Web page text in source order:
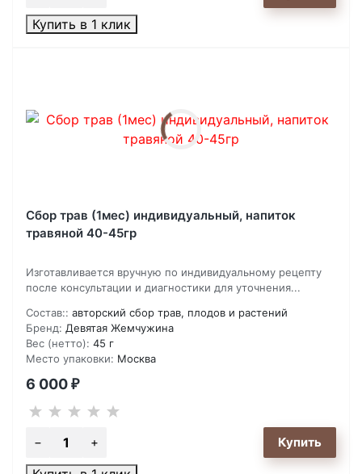
Купить в 1 клик
Сбор трав (1мес) индивидуальный, напиток
травяной 40-45гр
Изготавливается вручную по индивидуальному рецепту
после консультации и диагностики для уточнения...
Состав:: авторский сбор трав, плодов и растений
Бренд: Девятая Жемчужина
Вес (нетто): 45 г
Место упаковки: Москва
6 000 ₽